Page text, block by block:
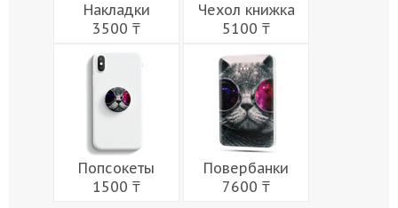
Накладки
3500 ₸
Чехол книжка
5100 ₸
Попсокеты
1500 ₸
Повербанки
7600 ₸